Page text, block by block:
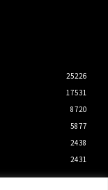
25226
17531
8720
5877
2438
2431